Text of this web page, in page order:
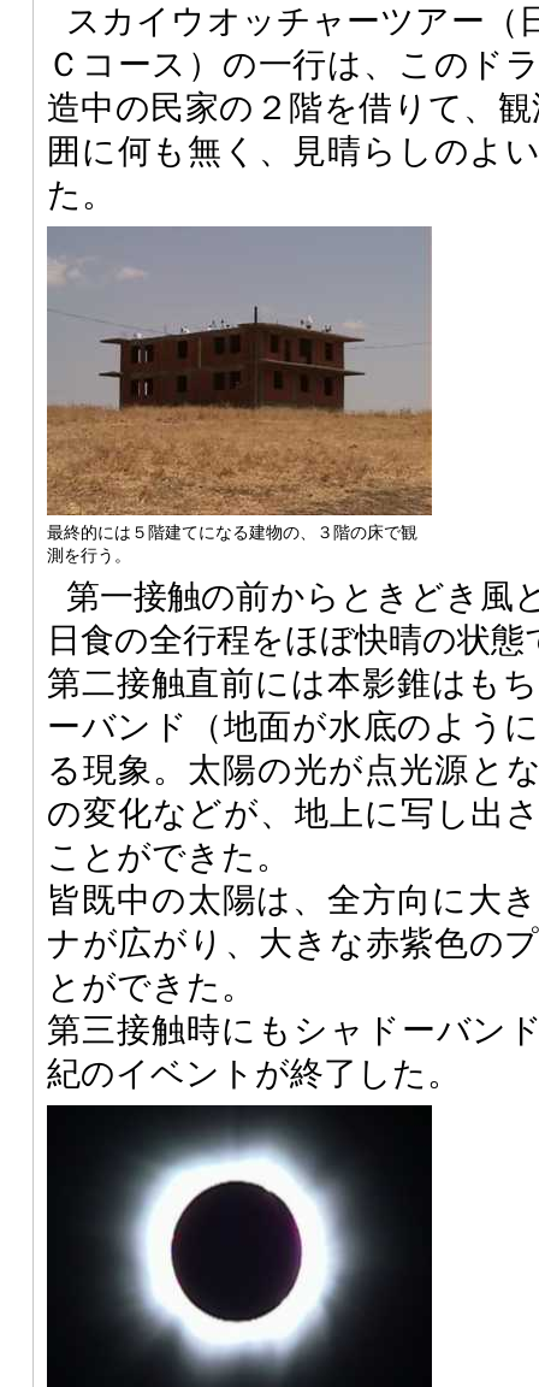
スカイウオッチャーツアー（
Ｃコース）の一行は、このド
造中の民家の２階を借りて、
囲に何も無く、見晴らしのよ
た。
最終的には５階建てになる建物の、３階の床で観
測を行う。
第一接触の前からときどき風
日食の全行程をほぼ快晴の状
第二接触直前には本影錐はも
ーバンド（地面が水底のよう
る現象。太陽の光が点光源と
の変化などが、地上に写し出
ことができた。
皆既中の太陽は、全方向に大
ナが広がり、大きな赤紫色の
とができた。
第三接触時にもシャドーバン
紀のイベントが終了した。